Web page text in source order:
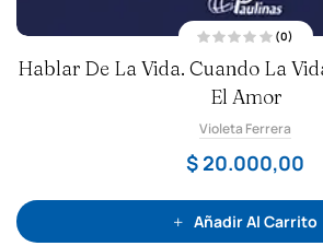
a
l
d
o
o
d
5
(0)
Hablar De La Vida. Cuando La
El Amor
Violeta Ferrera
$ 20.000,00
Añadir Al Carrito